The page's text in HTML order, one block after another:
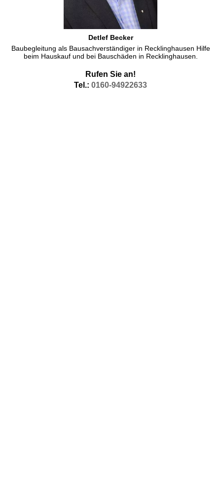
Detlef Becker
Baubegleitung als Bausachverständiger in Recklinghausen Hilfe
beim Hauskauf und bei Bauschäden in Recklinghausen.
Rufen Sie an!
Tel.: 0160-94922633